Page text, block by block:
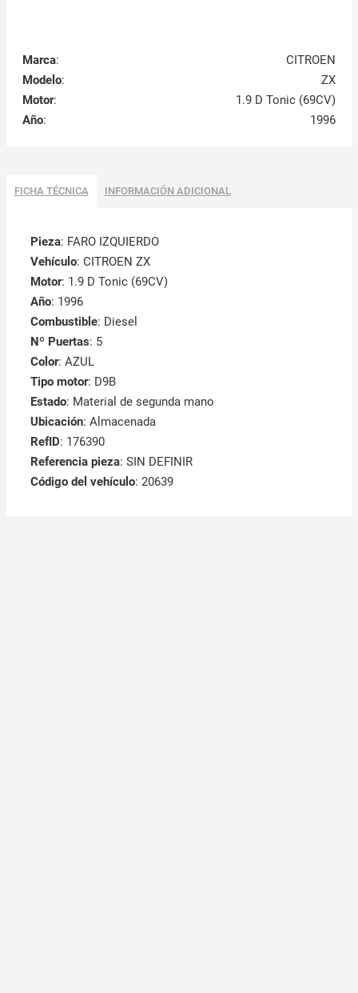
Marca:
CITROEN
Modelo:
ZX
Motor:
1.9 D Tonic (69CV)
Año: 1996
FICHA TÉCNICA INFORMACIÓN ADICIONAL
Pieza: FARO IZQUIERDO
Vehículo: CITROEN ZX
Motor: 1.9 D Tonic (69CV)
Año: 1996
Combustible: Diesel
Nº Puertas: 5
Color: AZUL
Tipo motor: D9B
Estado: Material de segunda mano
Ubicación: Almacenada
RefID: 176390
Referencia pieza: SIN DEFINIR
Código del vehículo: 20639